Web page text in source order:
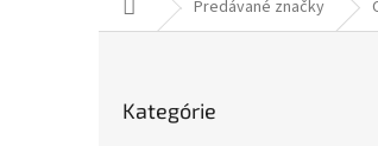
DomovPredávané značky
kategórie
Kategórie